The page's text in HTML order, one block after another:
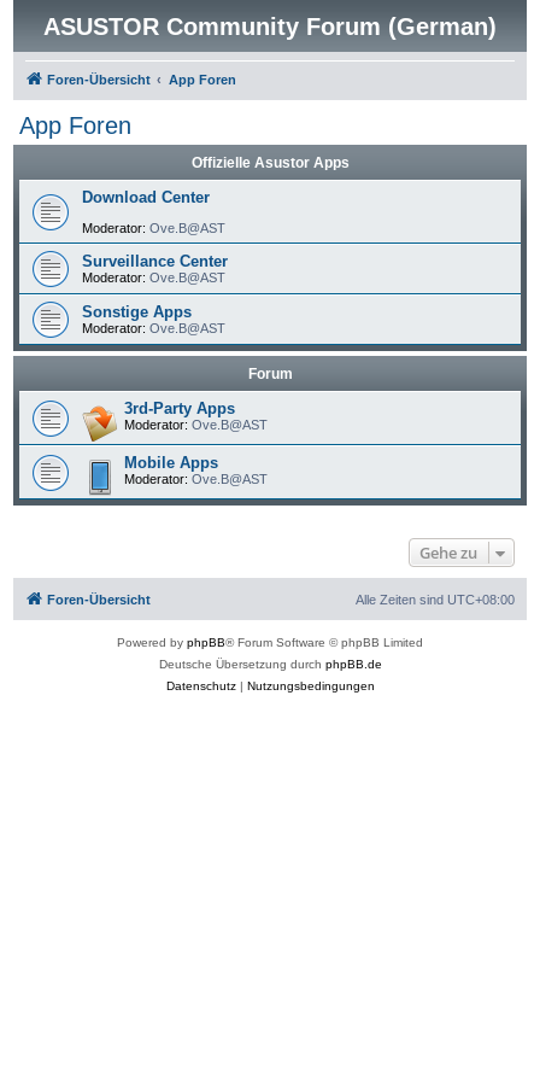
ASUSTOR Community Forum (German)
Foren-Übersicht App Foren
App Foren
Offizielle Asustor Apps
Download Center
Moderator: Ove.B@AST
Surveillance Center
Moderator: Ove.B@AST
Sonstige Apps
Moderator: Ove.B@AST
Forum
3rd-Party Apps
Moderator: Ove.B@AST
Mobile Apps
Moderator: Ove.B@AST
Gehe zu
Foren-Übersicht Alle Zeiten sind UTC+08:00
Powered by phpBB® Forum Software © phpBB Limited
Deutsche Übersetzung durch phpBB.de
Datenschutz| Nutzungsbedingungen